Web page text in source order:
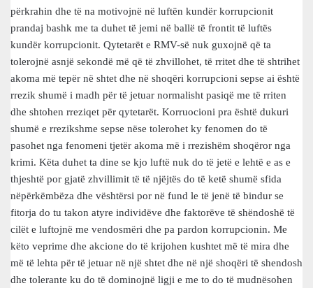
përkrahin dhe të na motivojnë në luftën kundër korrupcionit
prandaj bashk me ta duhet të jemi në ballë të frontit të luftës
kundër korrupcionit. Qytetarët e RMV-së nuk guxojnë që ta
tolerojnë asnjë sekondë më që të zhvillohet, të rritet dhe të shtrihet
akoma më tepër në shtet dhe në shoqëri korrupcioni sepse ai është
rrezik shumë i madh për të jetuar normalisht pasiqë me të rriten
dhe shtohen rreziqet për qytetarët. Korruocioni pra është dukuri
shumë e rrezikshme sepse nëse tolerohet ky fenomen do të
pasohet nga fenomeni tjetër akoma më i rrezishëm shoqëror nga
krimi. Këta duhet ta dine se kjo luftë nuk do të jetë e lehtë e as e
thjeshtë por gjatë zhvillimit të të njëjtës do të ketë shumë sfida
nëpërkëmbëza dhe vështërsi por në fund le të jenë të bindur se
fitorja do tu takon atyre individëve dhe faktorëve të shëndoshë të
cilët e luftojnë me vendosmëri dhe pa pardon korrupcionin. Me
këto veprime dhe akcione do të krijohen kushtet më të mira dhe
më të lehta për të jetuar në një shtet dhe në një shoqëri të shendosh
dhe tolerante ku do të dominojnë ligji e me to do të mudnësohen